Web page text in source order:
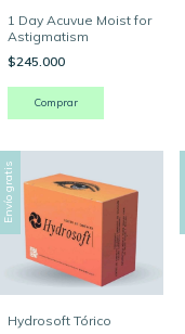
1 Day Acuvue Moist for
Astigmatism
$245.000
Envío gratis
Hydrosoft Tórico